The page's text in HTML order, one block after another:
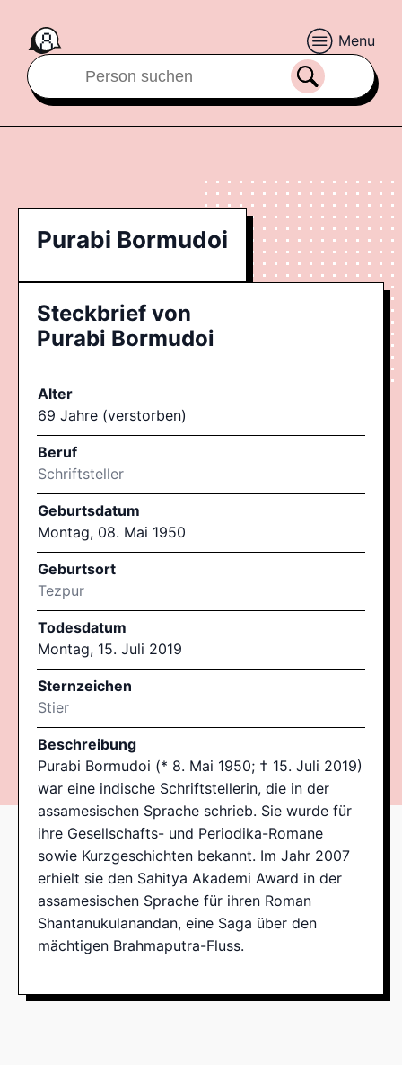
Menu
Purabi Bormudoi
Steckbrief von
Purabi Bormudoi
Alter
69 Jahre (verstorben)
Beruf
Schriftsteller
Geburtsdatum
Montag, 08. Mai 1950
Geburtsort
Tezpur
Todesdatum
Montag, 15. Juli 2019
Sternzeichen
Stier
Beschreibung
Purabi Bormudoi (* 8. Mai 1950; † 15. Juli 2019)
war eine indische Schriftstellerin, die in der
assamesischen Sprache schrieb. Sie wurde für
ihre Gesellschafts- und Periodika-Romane
sowie Kurzgeschichten bekannt. Im Jahr 2007
erhielt sie den Sahitya Akademi Award in der
assamesischen Sprache für ihren Roman
Shantanukulanandan, eine Saga über den
mächtigen Brahmaputra-Fluss.